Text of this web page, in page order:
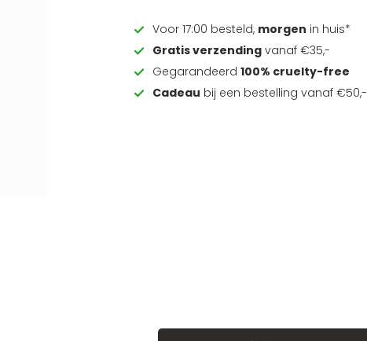
Voor 17:00 besteld, morgen in huis*
Gratis verzending vanaf €35,-
Gegarandeerd100% cruelty-free
Cadeau bij een bestelling vanaf €50,-